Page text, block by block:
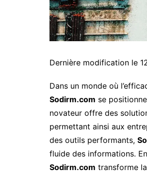
Dernière modification le
Dans un monde où
Sodirm.com se
novateur offre des
permettant ainsi aux
des outils performants,
fluide des informations.
Sodirm.com transforme